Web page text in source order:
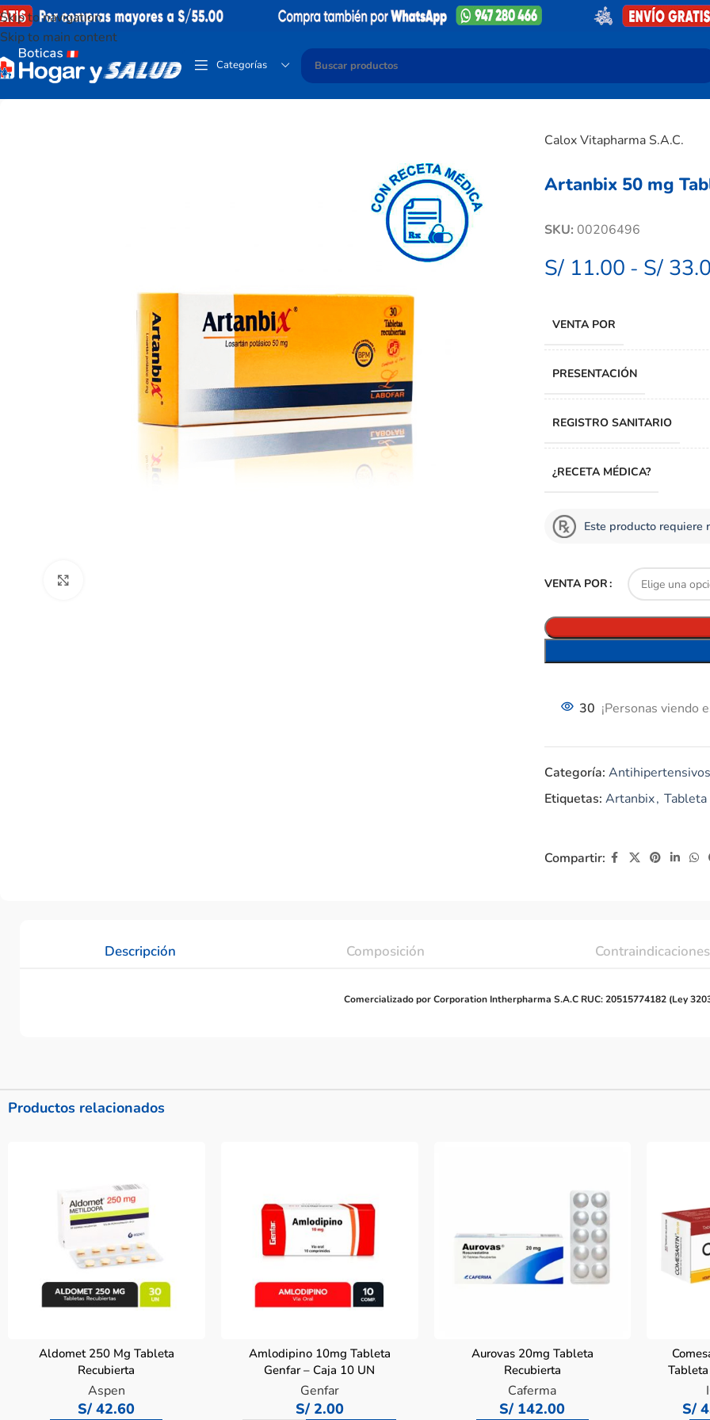
Skip to navigation
Skip to main content
Categorías
Calox Vitapharma S.A.C.
Artanbix 50 mg
SKU: 00206496
S/11.00 - S/
VENTA POR
PRESENTACIÓN
REGISTRO SANITARIO
¿RECETA MÉDICA?
Este producto requiere
VENTA POR
30 ¡Personas viendo
Categoría: Antihipertensivos
Etiquetas: Artanbix,
Compartir:
Descripción Composición Contraindicaciones
Comercializado por Corporation Intherpharma S.A.C RUC: 20515774182 (Ley
Productos relacionados
Aldomet 250 Mg Tableta
Recubierta
Aspen
S/ 42.60
Amlodipino 10mg Tableta
Genfar – Caja 10 UN
Genfar
S/2.00
Aurovas 20mg Tableta
Recubierta
Caferma
S/ 142.00 S/